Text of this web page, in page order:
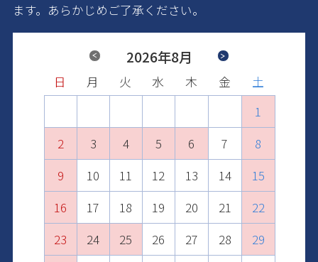
ます。あらかじめご了承ください。
2026年8月
日 月 火 水 木 金
土
1
2
3 4 5 6 7
8
9
10 11 12 13 14
15
16
17 18 19 20 21
22
23
24 25 26 27 28
29
日 月 火 水 木 金
土
5
6
7 8 9 10 11
12
13
14 15 16 17 18
19
20
21 22 23 24 25
26
27
28 29 30
日 月 火 水 木 金
土
3
4
5 6 7 8 9
10
11
12 13 14 15 16
17
18
19 20 21 22 23
24
25
26 27 28 29 30 31
日 月 火 水 木 金
土
7
8
9 10 11 12 13
14
15
16 17 18 19 20
21
22
23 24 25 26 27
28
29
30
日 月 火 水 木 金
土
5
6
7 8 9 10 11
12
13
14 15 16 17 18
19
20
21 22 23 24 25
26
27
28 29 30 31
日 月 火 水 木 金
土
2
3
4 5 6 7 8
9
10
11 12 13 14 15
16
17
18 19 20 21 22
23
24
25 26 27 28 29
30